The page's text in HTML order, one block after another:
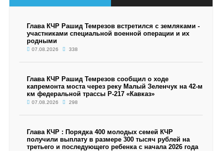
Глава КЧР Рашид Темрезов встретился с земляками -
участниками специальной военной операции и их
родными
07.08.2026 338
Глава КЧР Рашид Темрезов сообщил о ходе
капремонта моста через реку Малый Зеленчук на 42-м
км федеральной трассы Р-217 «Кавказ»
07.08.2026 298
Глава КЧР : Порядка 400 молодых семей КЧР
получили выплату в размере 300 тысяч рублей на
третьего и последующего ребенка с начала 2026 года